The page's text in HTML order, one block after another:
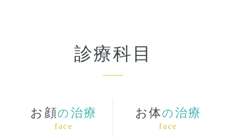
診療科目
お顔の 治療
face
お体の 治療
face